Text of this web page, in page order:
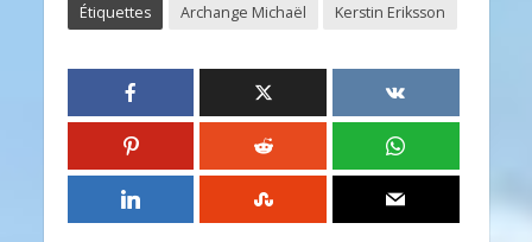
Étiquettes Archange Michaël Kerstin Eriksson